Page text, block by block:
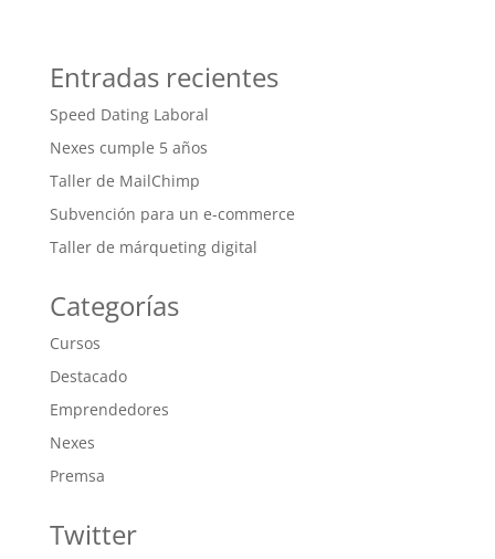
Entradas recientes
Speed Dating Laboral
Nexes cumple 5 años
Taller de MailChimp
Subvención para un e-commerce
Taller de márqueting digital
Categorías
Cursos
Destacado
Emprendedores
Nexes
Premsa
Twitter